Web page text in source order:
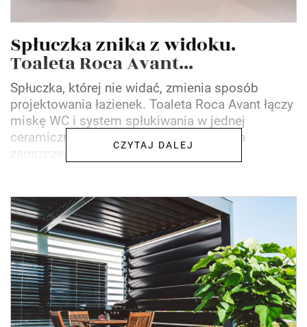
Spłuczka znika z widoku.
Toaleta Roca Avant...
Spłuczka, której nie widać, zmienia sposób
projektowania łazienek. Toaleta Roca Avant łączy
miskę WC i system spłukiwania w jednej
ceramicznej bryle, dzięki czemu pozwala
zaoszczędzić miejsce bez...
CZYTAJ DALEJ